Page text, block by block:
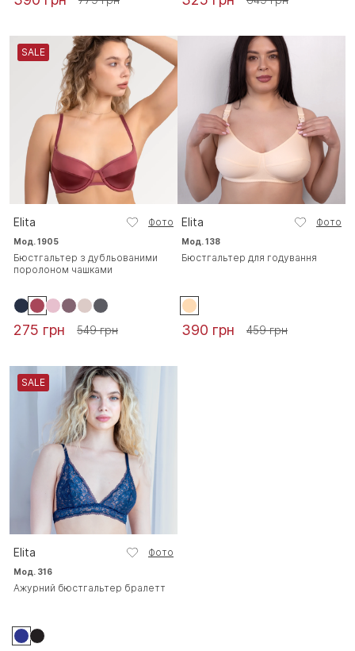
SALE
Elita Фото
Мод. 1905
Бюстгальтер з дубльованими
поролоном чашками
275 грн 549 грн
Elita Фото
Мод. 138
Бюстгальтер для годування
390 грн 459 грн
SALE
Elita Фото
Мод. 316
Ажурний бюстгальтер бралетт